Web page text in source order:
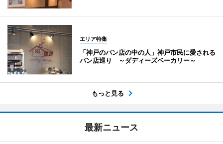
エリア特集
「神戸のパン店の中の人」神戸市民に愛される
パン店巡り ～ダディーズベーカリー～
もっと見る
最新ニュース